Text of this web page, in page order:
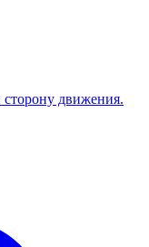
сторону движения.